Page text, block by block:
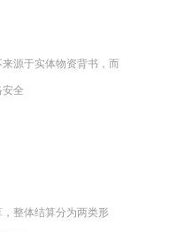
源于实体物资背书，而
全
整体结算分为两类形